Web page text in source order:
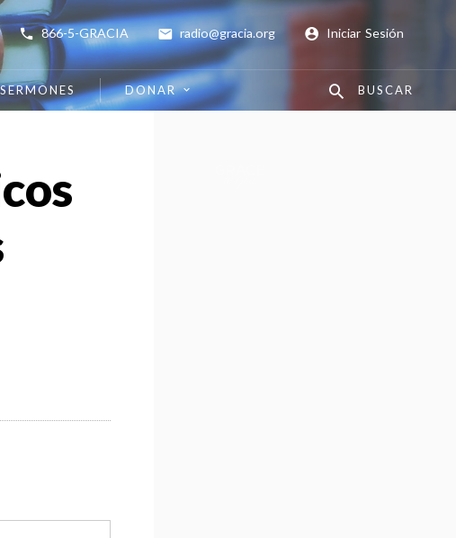
866-5-GRACIA radio@gracia.org Iniciar Sesión
SERMONES DONAR BUSCAR